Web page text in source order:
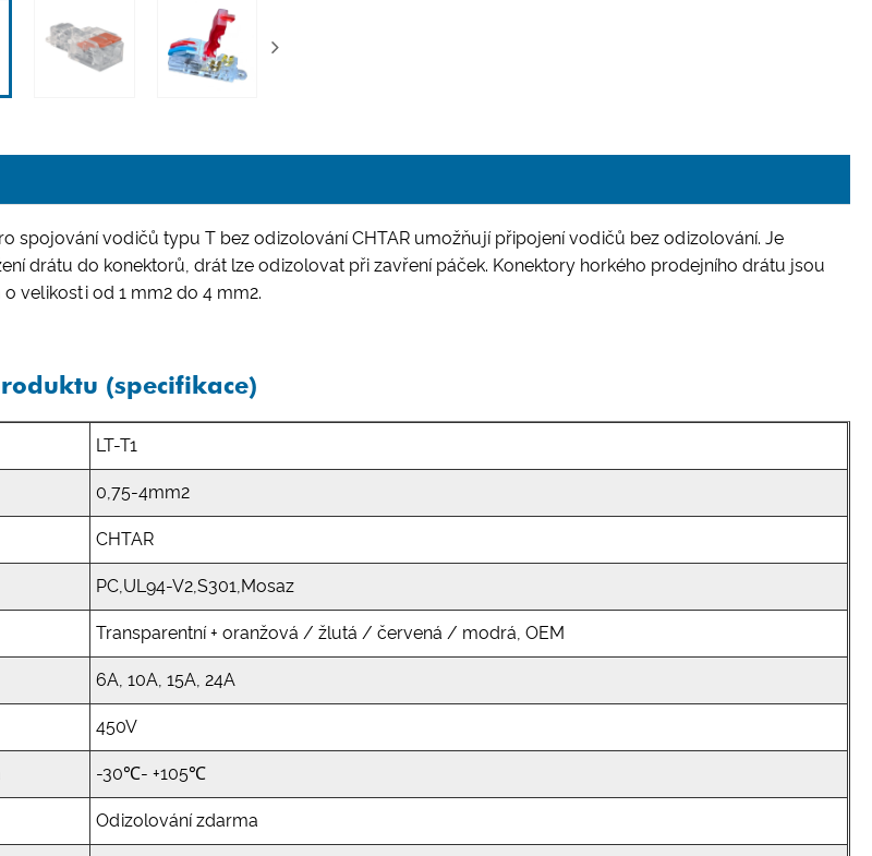
spojování vodičů typu T bez odizolování CHTAR umožňují připojení vodičů bez odizolování. Je
drátu do konektorů, drát lze odizolovat při zavření páček. Konektory horkého prodejního drátu jsou
velikosti od 1 mm2 do 4 mm2.
(specifikace)
LT-T1
0,75-4mm2
CHTAR
PC,UL94-V2,S301,Mosaz
Transparentní + oranžová / žlutá / červená / modrá, OEM
6A, 10A, 15A, 24A
450V
-30℃- +105℃
Odizolování zdarma